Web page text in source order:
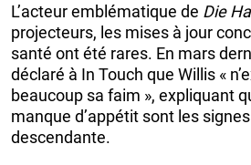
L’acteur emblématique de Die
projecteurs, les mises à jour
santé ont été rares. En mars
déclaré à In Touch que Willis «
beaucoup sa faim », expliquant
manque d’appétit sont les
descendante.